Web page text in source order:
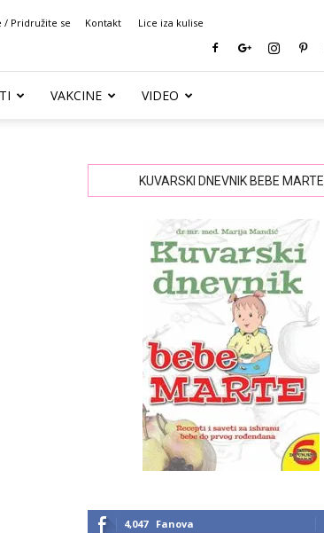
/ Pridružite se Kontakt Lice iza kulise
VAKCINE VIDEO
KUVARSKI DNEVNIK BEBE MARTE
4,047 Fanova